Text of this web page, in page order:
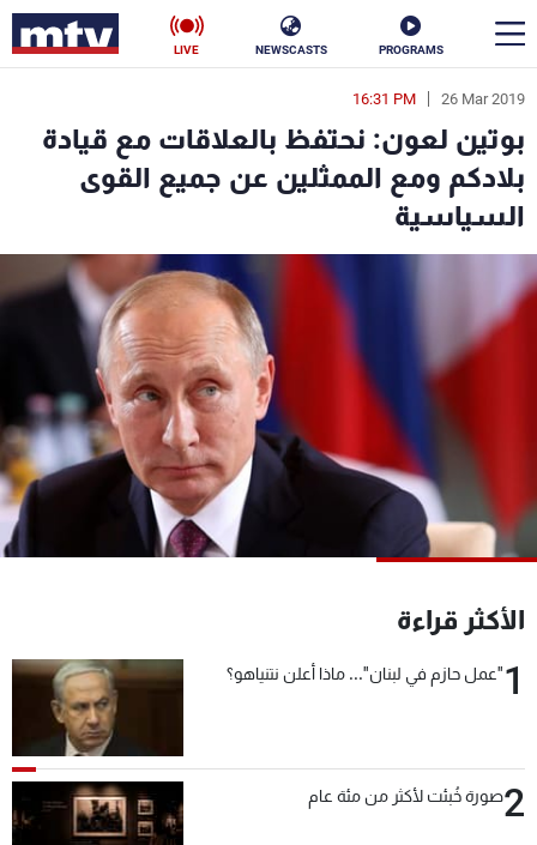
PROGRAMS
NEWSCASTS
LIVE
26 Mar 2019
16:31 PM
بوتين لعون: نحتفظ بالعلاقات مع قيادة
بلادكم ومع الممثلين عن جميع القوى
السياسية
الأكثر قراءة
1"عمل حازم في لبنان"... ماذا أعلن نتنياهو؟
2صورة خُبئت لأكثر من مئة عام
en
الأخبار
سياسة
فن
منوعات رياضة
كأس العالم
جدول البرامج
شاهد البرامج
عن MTV
الإنـتـاج
وظائف